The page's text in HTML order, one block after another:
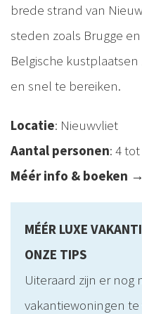
brede strand van
steden zoals Brugge
Belgische
en snel te bereiken.
Locatie: Nieuwvliet
Aantal personen: 4
Méér info & boeken →
MÉÉR LUXE
ONZE TIPS
Uiteraard zijn er nog
vakantiewoningen